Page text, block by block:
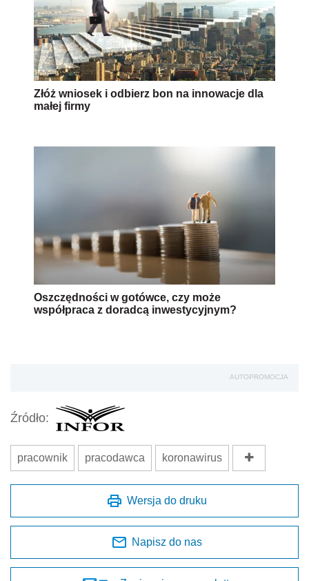
Oszczędności w gotówce, czy może
pracodawca koronawirus
Wersja do druku
Udostępnij
Oceń jakość naszego artykułu